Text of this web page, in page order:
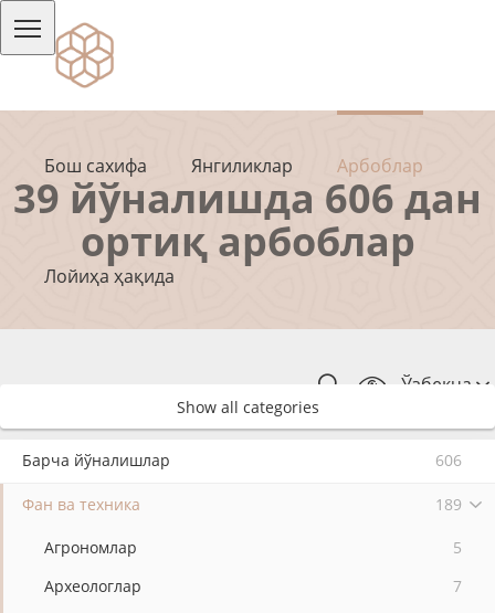
Бош сахифа Янгиликлар Арбоблар
Лойиҳа ҳақида
Ўзбекча
39 йўналишда 606 дан
ортиқ арбоблар
Show all categories
Барча йўналишлар 606
Фан ва техника 189
Агрономлар
5
Археологлар
7